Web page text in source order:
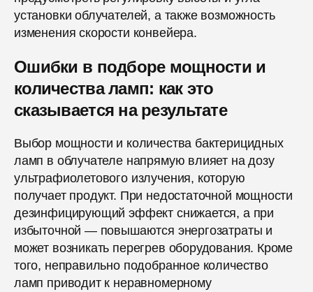
установки облучателей, а также возможность
изменения скорости конвейера.
Ошибки в подборе мощности и
количества ламп: как это
сказывается на результате
Выбор мощности и количества бактерицидных
ламп в облучателе напрямую влияет на дозу
ультрафиолетового излучения, которую
получает продукт. При недостаточной мощности
дезинфицирующий эффект снижается, а при
избыточной — повышаются энергозатраты и
может возникать перегрев оборудования. Кроме
того, неправильно подобранное количество
ламп приводит к неравномерному